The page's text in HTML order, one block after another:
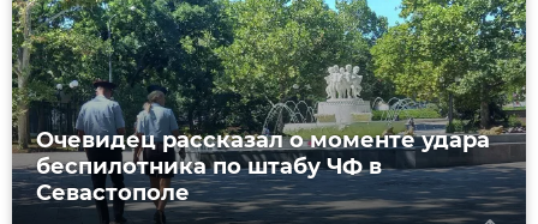
Очевидец рассказал о моменте удара
беспилотника по штабу ЧФ в
Севастополе